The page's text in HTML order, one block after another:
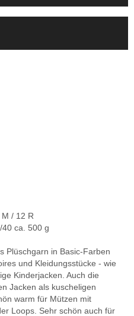
/ 12 R
ca. 500 g
Plüschgarn in Basic-Farben
und Kleidungsstücke - wie
Kinderjacken. Auch die
Jacken als kuscheligen
warm für Mützen mit
Loops. Sehr schön auch für